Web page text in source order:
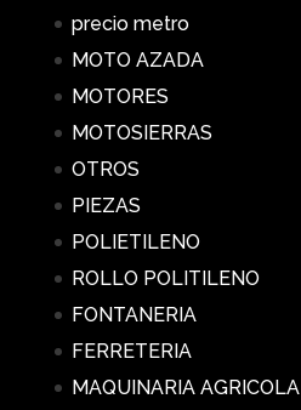
precio metro
MOTO AZADA
MOTORES
MOTOSIERRAS
OTROS
PIEZAS
POLIETILENO
ROLLO POLITILENO
FONTANERIA
FERRETERIA
MAQUINARIA AGRICOLA